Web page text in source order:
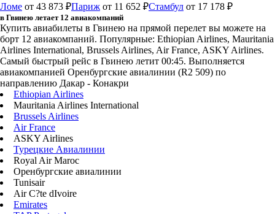
Ломе от 43 873 ₽Париж от 11 652 ₽Стамбул от 17 178 ₽
в Гвинею летает 12 авиакомпаний
Купить авиабилеты в Гвинею на прямой перелет вы можете на
борт 12 авиакомпаний. Популярные: Ethiopian Airlines, Mauritania
Airlines International, Brussels Airlines, Air France, ASKY Airlines.
Самый быстрый рейс в Гвинею летит 00:45. Выполняется
авиакомпанией Оренбургские авиалинии (R2 509) по
направлению Дакар - Конакри
Ethiopian Airlines
Mauritania Airlines International
Brussels Airlines
Air France
ASKY Airlines
Турецкие Авиалинии
Royal Air Maroc
Оренбургские авиалинии
Tunisair
Air C?te dIvoire
Emirates